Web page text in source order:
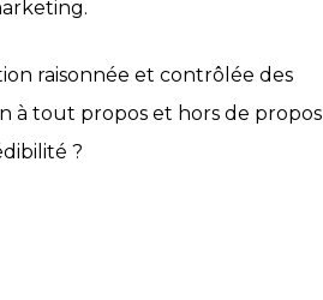
raisonnée et contrôlée des
à tout propos et hors de propos
?